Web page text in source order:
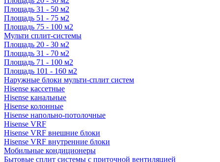
Площадь 31 - 50 м2
Площадь 51 - 75 м2
Площадь 75 - 100 м2
Мульти сплит-системы
Площадь 20 - 30 м2
Площадь 31 - 70 м2
Площадь 71 - 100 м2
Площадь 101 - 160 м2
Наружные блоки мульти-сплит систем
Hisense кассетные
Hisense канальные
Hisense колонные
Hisense напольно-потолочные
Hisense VRF
Hisense VRF внешние блоки
Hisense VRF внутренние блоки
Мобильные кондиционеры
Бытовые сплит системы с приточной вентиляцией